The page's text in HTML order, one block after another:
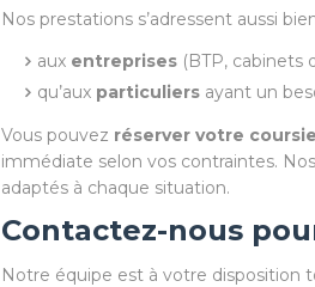
Nos prestations s’adressent aussi
aux entreprises (BTP, cabinets
qu’aux particuliers ayant un
Vous pouvez réserver votre
immédiate selon vos contraintes.
adaptés à chaque situation.
Contactez-nous
Notre équipe est à votre disposition